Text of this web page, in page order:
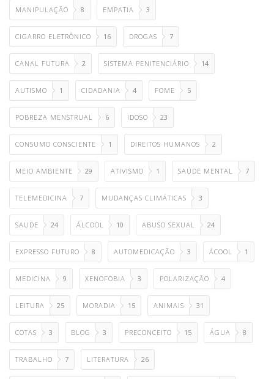
MANIPULAÇÃO 8 EMPATIA 3
CIGARRO ELETRÔNICO 16 DROGAS 7
CANAL FUTURA 2 SISTEMA PENITENCIÁRIO 14
AUTISMO 1 CIDADANIA 4 FOME 5
POBREZA MENSTRUAL 6 IDOSO 23
CONSUMO CONSCIENTE 1 DIREITOS HUMANOS 2
MEIO AMBIENTE 29 ATIVISMO 1 SAÚDE MENTAL 7
TELEMEDICINA 7 MUDANÇAS CLIMÁTICAS 3
SAUDE 24 ÁLCOOL 10 ABUSO SEXUAL 24
EXPRESSO FUTURO 8 AUTOMEDICAÇÃO 3 ÁCOOL 1
MEDICINA 9 XENOFOBIA 3 POLARIZAÇÃO 4
LEITURA 25 MORADIA 15 ANIMAIS 31
COTAS 3 BLOG 3 PRECONCEITO 15 ÁGUA 8
TRABALHO 7 LITERATURA 26